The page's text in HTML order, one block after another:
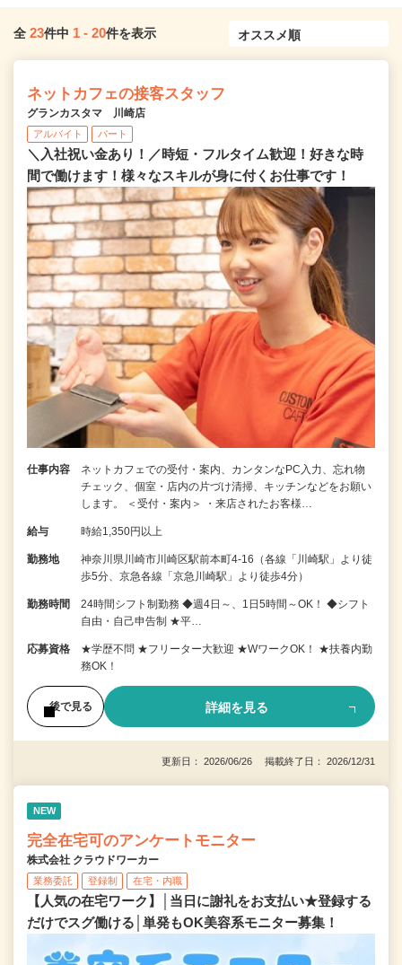
全 23件中 1 - 20件を表示
ネットカフェの接客スタッフ
グランカスタマ 川崎店
アルバイト パート
＼入社祝い金あり！／時短・フルタイム歓迎！好きな時
間で働けます！様々なスキルが身に付くお仕事です！
仕事内容
ネットカフェでの受付・案内、カンタンなPC入力、忘れ物
チェック、個室・店内の片づけ清掃、キッチンなどをお願い
します。 ＜受付・案内＞ ・来店されたお客様…
給与 時給1,350円以上
勤務地
神奈川県川崎市川崎区駅前本町4-16（各線「川崎駅」より徒
歩5分、京急各線「京急川崎駅」より徒歩4分）
勤務時間
24時間シフト制勤務 ◆週4日～、1日5時間～OK！ ◆シフト
自由・自己申告制 ★平…
応募資格
★学歴不問 ★フリーター大歓迎 ★WワークOK！ ★扶養内勤
務OK！
後で見る 詳細を見る
更新日： 2026/06/26 掲載終了日： 2026/12/31
NEW
完全在宅可のアンケートモニター
株式会社 クラウドワーカー
業務委託 登録制 在宅・内職
【人気の在宅ワーク】│当日に謝礼をお支払い★登録する
だけでスグ働ける│単発もOK美容系モニター募集！